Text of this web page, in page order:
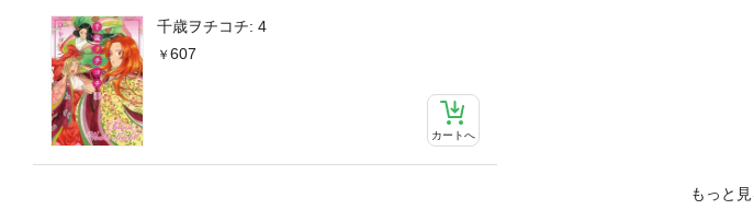
千歳ヲチコチ: 4
607
カートへ
もっと見